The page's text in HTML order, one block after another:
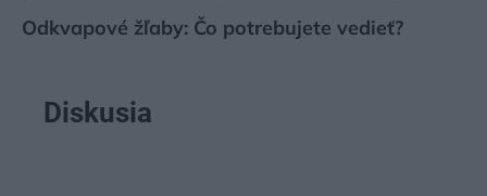
Odkvapové žľaby: Čo potrebujete vedieť?
Diskusia